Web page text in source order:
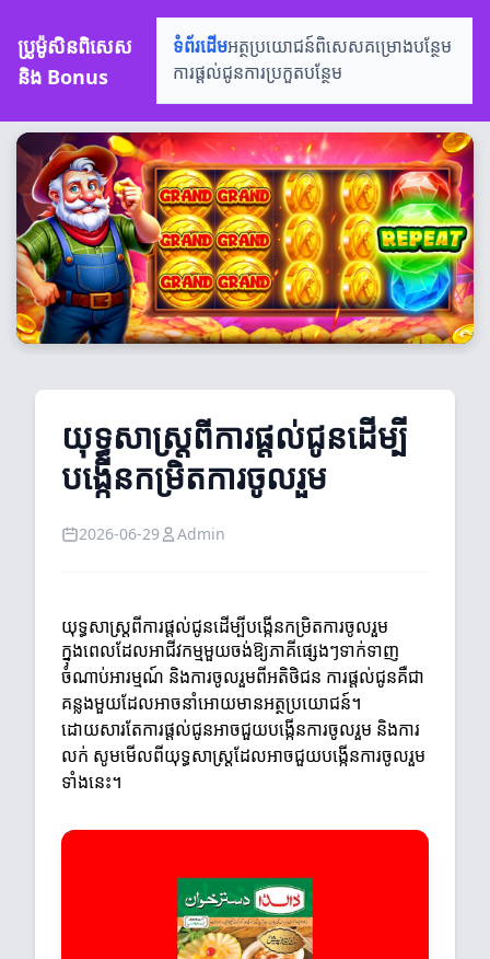
ប្រូម៉ូសិនពិសេស
និង Bonus
ទំព័រដើមអត្ថប្រយោជន៍ពិសេសគម្រោងបន្ថែម
ការផ្តល់ជូនការប្រកួតបន្ថែម
យុទ្ធសាស្ត្រពីការផ្តល់ជូនដើម្បី
បង្កើនកម្រិតការចូលរួម
2026-06-29 Admin
យុទ្ធសាស្ត្រពីការផ្តល់ជូនដើម្បីបង្កើនកម្រិតការចូលរួម
ក្នុងពេលដែលអាជីវកម្មមួយចង់ឱ្យភាគីផ្សេងៗទាក់ទាញ
ចំណាប់អារម្មណ៍ និងការចូលរួមពីអតិថិជន ការផ្តល់ជូនគឺជា
គន្លងមួយដែលអាចនាំអោយមានអត្ថប្រយោជន៍។
ដោយសារតែការផ្តល់ជូនអាចជួយបង្កើនការចូលរួម និងការ
លក់ សូមមើលពីយុទ្ធសាស្ត្រដែលអាចជួយបង្កើនការចូលរួម
ទាំងនេះ។